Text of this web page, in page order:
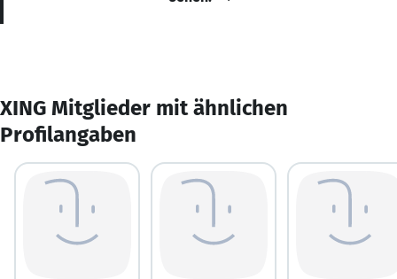
XING Mitglieder mit ähnlichen
Profilangaben